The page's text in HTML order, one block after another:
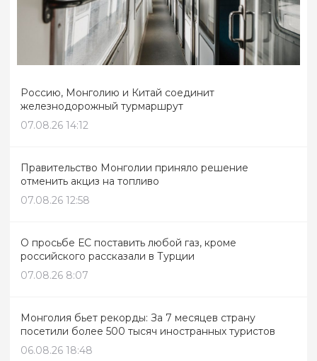
Россию, Монголию и Китай соединит
железнодорожный турмаршрут
07.08.26 14:12
Правительство Монголии приняло решение
отменить акциз на топливо
07.08.26 12:58
О просьбе ЕС поставить любой газ, кроме
российского рассказали в Турции
07.08.26 8:07
Монголия бьет рекорды: За 7 месяцев страну
посетили более 500 тысяч иностранных туристов
06.08.26 18:48